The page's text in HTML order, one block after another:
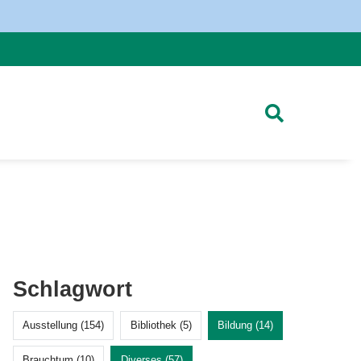
Schlagwort
Ausstellung (154) Bibliothek (5) Bildung (14)